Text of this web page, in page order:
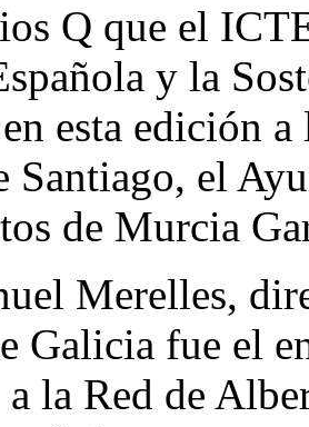
Q que el
y la
esta edición
Santiago, el
de Murcia
Merelles,
Galicia fue el
la Red de